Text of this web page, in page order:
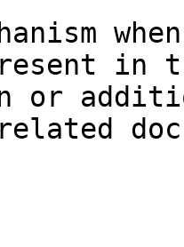
in